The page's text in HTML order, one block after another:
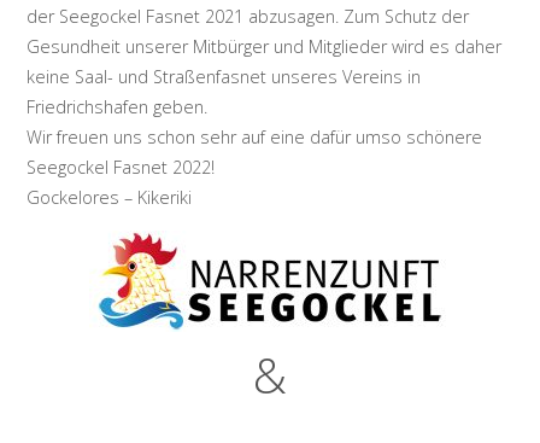
der Seegockel Fasnet 2021 abzusagen. Zum Schutz der
Gesundheit unserer Mitbürger und Mitglieder wird es daher
keine Saal- und Straßenfasnet unseres Vereins in
Friedrichshafen geben.
Wir freuen uns schon sehr auf eine dafür umso schönere
Seegockel Fasnet 2022!
Gockelores – Kikeriki
&